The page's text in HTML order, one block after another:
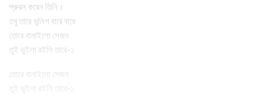
প্রুরন করেন তিনি।
তবু তারে ভুলিশ বারে বারে
তোরে বানাইলো সেজন
তুই ভুইলা রইলি তারে-১
তোরে বানাইলো সেজন
তুই ভুইলা রইলি তারে-১